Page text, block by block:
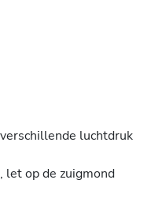
luchtdruk
let op de zuigmond